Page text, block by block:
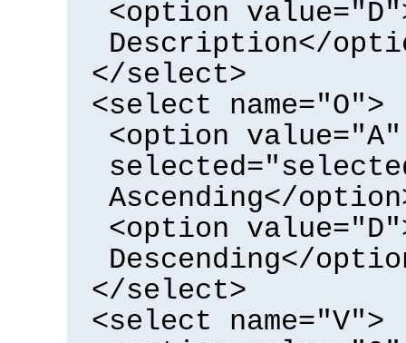
<option
Description</
</select>
<select name="O">
<option value="A"
Ascending</
<option
Descending</
</select>
<select name="V">